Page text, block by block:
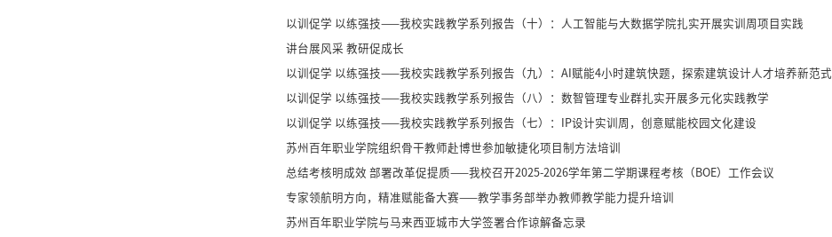
以训促学 以练强技——我校实践教学系列报告（十）：人工智能与大数据学院扎实开展实训周项目实践
讲台展风采 教研促成长
以训促学 以练强技——我校实践教学系列报告（九）：AI赋能4小时建筑快题，探索建筑设计人才培养新范式
以训促学 以练强技——我校实践教学系列报告（八）：数智管理专业群扎实开展多元化实践教学
以训促学 以练强技——我校实践教学系列报告（七）：IP设计实训周，创意赋能校园文化建设
苏州百年职业学院组织骨干教师赴博世参加敏捷化项目制方法培训
总结考核明成效 部署改革促提质——我校召开2025-2026学年第二学期课程考核（BOE）工作会议​
专家领航明方向，精准赋能备大赛——教学事务部举办教师教学能力提升培训
苏州百年职业学院与马来西亚城市大学签署合作谅解备忘录